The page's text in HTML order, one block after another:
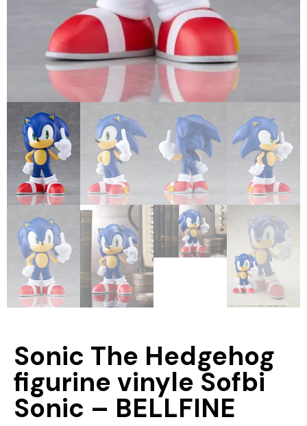
Sonic The Hedgehog
figurine vinyle Sofbi
Sonic – BELLFINE